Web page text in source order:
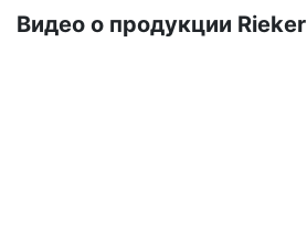
Ви­део о про­дук­ции Ri­eker